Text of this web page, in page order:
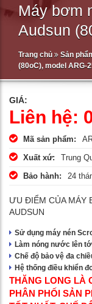
Máy bơm
Audsun
Trang chủ Sản
(80oC), model ARG-
GIÁ:
Liên hệ:
Mã sản phẩm:
Xuất xứ:
Trung
Bảo hành:
24
ƯU ĐIỂM CỦA MÁY
AUDSUN
Sử dụng máy nén
Làm nóng nước lên
Chế độ bảo vệ đa
Hệ thống điều khiển
THĂNG LONG LÀ
PHÂN PHỐI SẢN